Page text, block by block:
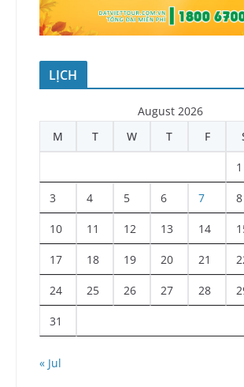
LỊCH
August 2026
M
T W T F
1
3 4 5 6 7 8
10 11 12 13 14
17 18 19 20 21
24 25 26 27 28
31
« Jul